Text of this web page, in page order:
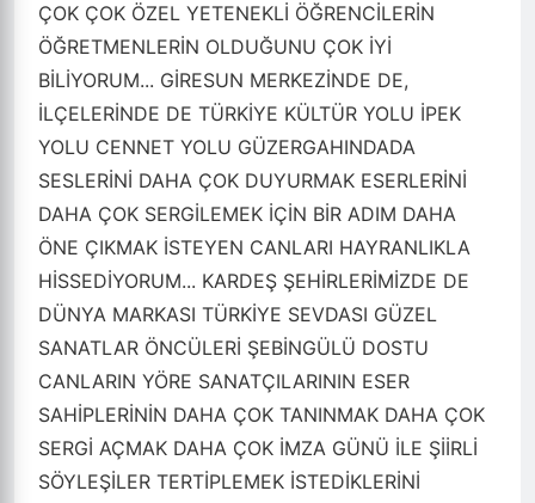
ÇOK ÇOK ÖZEL YETENEKLİ ÖĞRENCİLERİN
ÖĞRETMENLERİN OLDUĞUNU ÇOK İYİ
BİLİYORUM... GİRESUN MERKEZİNDE DE,
İLÇELERİNDE DE TÜRKİYE KÜLTÜR YOLU İPEK
YOLU CENNET YOLU GÜZERGAHINDADA
SESLERİNİ DAHA ÇOK DUYURMAK ESERLERİNİ
DAHA ÇOK SERGİLEMEK İÇİN BİR ADIM DAHA
ÖNE ÇIKMAK İSTEYEN CANLARI HAYRANLIKLA
HİSSEDİYORUM... KARDEŞ ŞEHİRLERİMİZDE DE
DÜNYA MARKASI TÜRKİYE SEVDASI GÜZEL
SANATLAR ÖNCÜLERİ ŞEBİNGÜLÜ DOSTU
CANLARIN YÖRE SANATÇILARININ ESER
SAHİPLERİNİN DAHA ÇOK TANINMAK DAHA ÇOK
SERGİ AÇMAK DAHA ÇOK İMZA GÜNÜ İLE ŞİİRLİ
SÖYLEŞİLER TERTİPLEMEK İSTEDİKLERİNİ